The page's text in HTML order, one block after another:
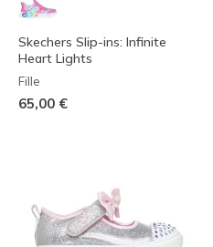
Skechers Slip-ins: Infinite
Heart Lights
Fille
65,00 €